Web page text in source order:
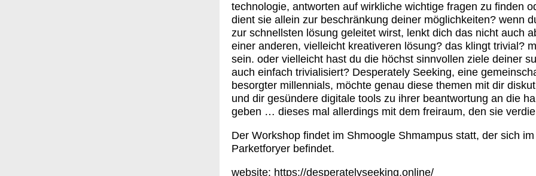
technologie, antworten auf wirkliche wichtige fragen zu finden
dient sie allein zur beschränkung deiner möglichkeiten? wenn
zur schnellsten lösung geleitet wirst, lenkt dich das nicht auch
einer anderen, vielleicht kreativeren lösung? das klingt trivial?
sein. oder vielleicht hast du die höchst sinnvollen ziele deiner
auch einfach trivialisiert? Desperately Seeking, eine
besorgter millennials, möchte genau diese themen mit dir
und dir gesündere digitale tools zu ihrer beantwortung an die
geben … dieses mal allerdings mit dem freiraum, den sie
Der Workshop findet im Shmoogle Shmampus statt, der sich im
Parketforyer befindet.
website: https://desperatelyseeking.online/